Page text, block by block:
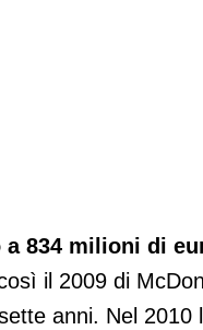
834 milioni di
il 2009 di
anni. Nel